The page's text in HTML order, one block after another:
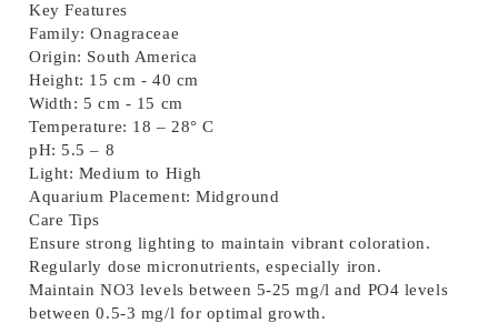
Key Features
Family: Onagraceae
Origin: South America
Height: 15 cm - 40 cm
Width: 5 cm - 15 cm
Temperature: 18 – 28° C
pH: 5.5 – 8
Light: Medium to High
Aquarium Placement: Midground
Care Tips
Ensure strong lighting to maintain vibrant coloration.
Regularly dose micronutrients, especially iron.
Maintain NO3 levels between 5-25 mg/l and PO4 levels
between 0.5-3 mg/l for optimal growth.